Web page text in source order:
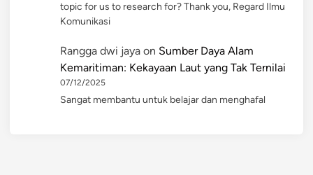
topic for us to research for? Thank you, Regard Ilmu
Komunikasi
Rangga dwi jaya on Sumber Daya Alam
Kemaritiman: Kekayaan Laut yang Tak Ternilai
07/12/2025
Sangat membantu untuk belajar dan menghafal